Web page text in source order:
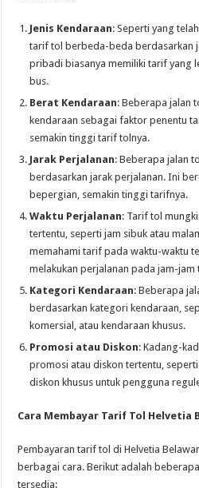
Jenis Kendaraan: Seperti yang
tarif tol berbeda-beda berdasarkan
pribadi biasanya memiliki tarif yang
bus.
Berat Kendaraan: Beberapa jalan
kendaraan sebagai faktor penentu
semakin tinggi tarif tolnya.
Jarak Perjalanan: Beberapa jalan
berdasarkan jarak perjalanan. Ini
bepergian, semakin tinggi tarifnya.
Waktu Perjalanan: Tarif tol
tertentu, seperti jam sibuk atau
memahami tarif pada waktu-waktu
melakukan perjalanan pada jam-jam
Kategori Kendaraan: Beberapa
berdasarkan kategori kendaraan,
komersial, atau kendaraan khusus.
Promosi atau Diskon: Kadang-
promosi atau diskon tertentu,
diskon khusus untuk pengguna
Cara Membayar Tarif Tol Helvetia
Pembayaran tarif tol di Helvetia
berbagai cara. Berikut adalah
tersedia: